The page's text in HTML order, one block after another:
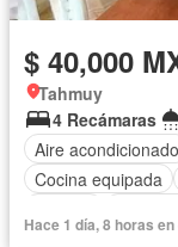
$ 40,000
Tahmuy
4 Recámaras
Aire acondicionado
Cocina equipada
Hace 1 día, 8 horas